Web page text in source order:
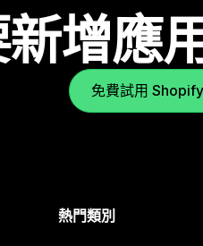
增應
免費試用
熱門類別